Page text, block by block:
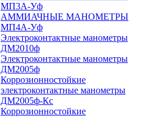
МП3А-Уф
АММИАЧНЫЕ МАНОМЕТРЫ
МП4А-Уф
Электроконтактные манометры
ДМ2010ф
Электроконтактные манометры
ДМ2005ф
Коррозионностойкие
электроконтактные манометры
ДМ2005ф-Кс
Коррозионностойкие